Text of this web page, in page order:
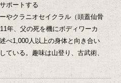
ポートする
やクラニオセイクラル（頭蓋仙骨
年、父の死を機にボディワーカ
べ1,000人以上の身体と向き合い
ている。趣味は山登り、古武術、